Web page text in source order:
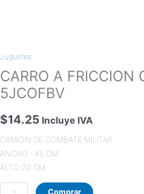
Juguetes
CARRO A FRICCION
5JCOFBV
$14.25 Incluye IVA
CAMION DE COMBATE MILITAR
ANCHO : 45 CM
ALTO:20 CM
Comprar